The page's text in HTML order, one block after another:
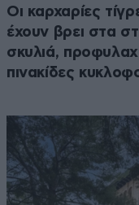
Οι καρχαρίες
έχουν βρει στα
σκυλιά,
πινακίδες